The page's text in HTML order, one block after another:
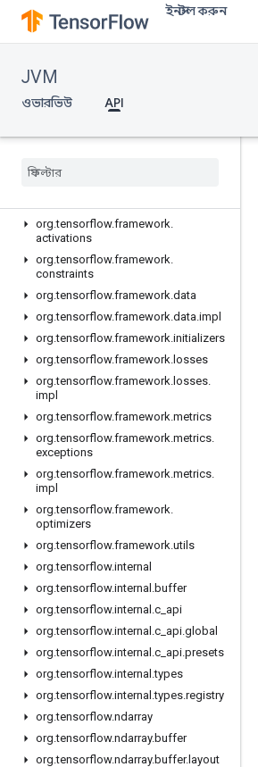
ইনস্টল করুন
JVM
ওভারভিউ API
API
org tensorflow
org.tensorflow.framework.
activations
org.tensorflow.framework.
constraints
org.tensorflow.framework.data
org.tensorflow.framework.data.impl
org.tensorflow.framework.initializers
org.tensorflow.framework. losses
org.tensorflow.framework. losses.
impl
org.tensorflow.framework.metrics
org.tensorflow.framework.metrics.
exceptions
org.tensorflow.framework.metrics.
impl
org.tensorflow.framework.
optimizers
org.tensorflow.framework.utils
org.tensorflow.internal
org.tensorflow.internal .buffer
org.tensorflow.internal .c api
org.tensorflow.internal .c api.global
org.tensorflow.internal .c api.presets
org.tensorflow.internal .types
org.tensorflow.internal .types.registry
org.tensorflow.ndarray
org.tensorflow.ndarray.buffer
org.tensorflow.ndarray.buffer. layout